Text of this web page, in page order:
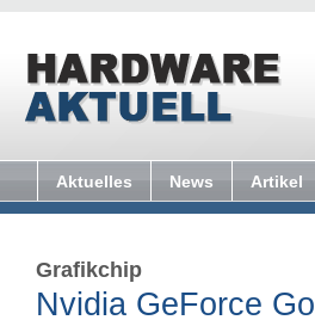
Aktuelles News Artikel
Grafikchip
Nvidia GeForce Go